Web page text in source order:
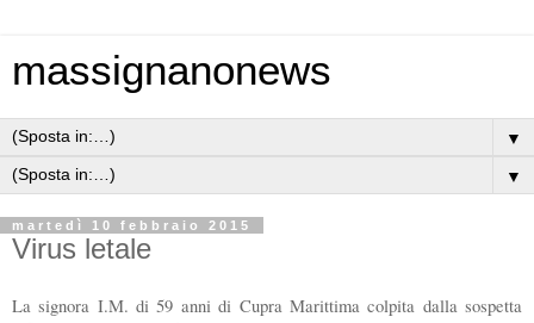
massignanonews
▼
▼
martedì 10 febbraio 2015
Virus letale
La signora I.M. di 59 anni di Cupra Marittima colpita dalla sospetta